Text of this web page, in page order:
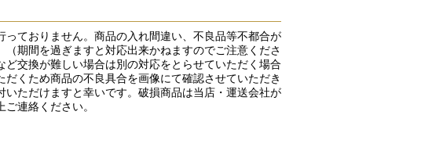
ておりません。商品の入れ間違い、不良品等不都合が
期間を過ぎますと対応出来かねますのでご注意くださ
交換が難しい場合は別の対応をとらせていただく場合
くため商品の不良具合を画像にて確認させていただき
ただけますと幸いです。破損商品は当店・運送会社が
連絡ください。